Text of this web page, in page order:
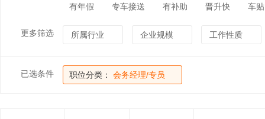
有年假 专车接送 有补助 晋升快 车贴
更多筛选 所属行业 企业规模 工作性质
已选条件 职位分类： 会务经理/专员